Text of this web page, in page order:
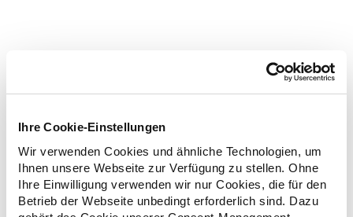
Ihre Cookie-Einstellungen
Wir verwenden Cookies und ähnliche Technologien, um
Ihnen unsere Webseite zur Verfügung zu stellen. Ohne
Ihre Einwilligung verwenden wir nur Cookies, die für den
Betrieb der Webseite unbedingt erforderlich sind. Dazu
Zusatzinformationen